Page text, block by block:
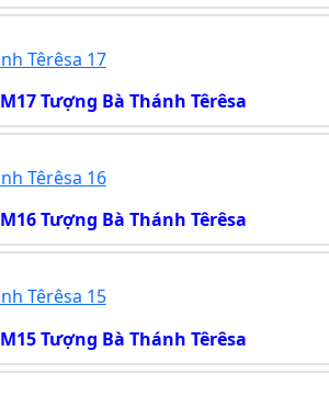
M17 Tượng Bà Thánh Têrêsa
M16 Tượng Bà Thánh Têrêsa
M15 Tượng Bà Thánh Têrêsa